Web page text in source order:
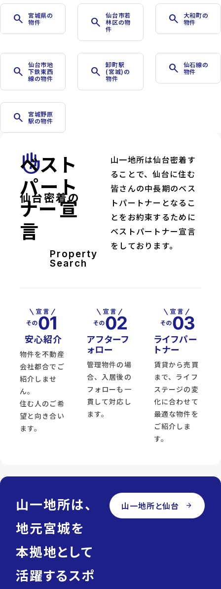
search
宮城県の
物件
search
仙台市若
林区の物
件
search
大和町の
物件
search
仙台市地
下鉄東西
線の物件
search
卸町駅
(宮城)の
物件
search
仙石線の
物件
search
宮城野原
駅の物件
front_hand
仙台密着の
ベスト
パート
ナー宣
言
Property
Search
山一地所は仙台密着す
ることで、仙台に住む
皆さんの中長期のベス
トパートナーとなるこ
とをお約束するために
ベストパートナー宣言
をしております。
安心紹介
物件を不動産
会社都合でご
紹介しませ
ん。
住む人のご希
望と向き合い
ます。
アフターフ
ォロー
管理物件の場
合、入居後の
フォローも一
貫して対応し
ます。
ライフパー
トナー
賃貸から売買
まで、ライフ
ステージの変
化に合わせて
最適な物件を
ご紹介しま
す。
山一地所は、
地元宮城を
本拠地として
活躍するスポ
山一地所と仙台 arrow_forward